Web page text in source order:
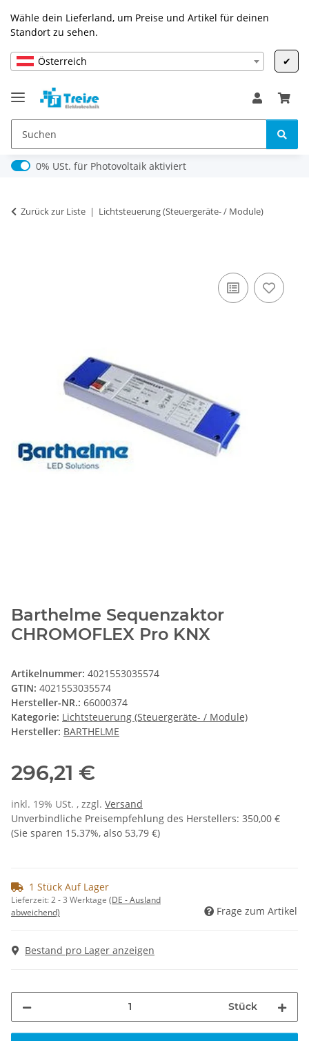
Wähle dein Lieferland, um Preise und Artikel für deinen
Standort zu sehen.
Österreich ✔
0% USt. für Photovoltaik (§ 12 Abs. 3 UStG)
0% USt. für Photovoltaik aktiviert
Zurück zur Liste Lichtsteuerung (Steuergeräte- / Module)
Barthelme Sequenzaktor
CHROMOFLEX Pro KNX
Artikelnummer: 4021553035574
GTIN: 4021553035574
Hersteller-NR.: 66000374
Kategorie: Lichtsteuerung (Steuergeräte- / Module)
Hersteller: BARTHELME
296,21 €
inkl. 19% USt. , zzgl. Versand
Unverbindliche Preisempfehlung des Herstellers: 350,00 €
(Sie sparen 15.37%, also 53,79 €)
1 Stück Auf Lager
Lieferzeit:2 - 3 Werktage (DE - Ausland
abweichend)
Frage zum Artikel
Bestand pro Lager anzeigen
Stück